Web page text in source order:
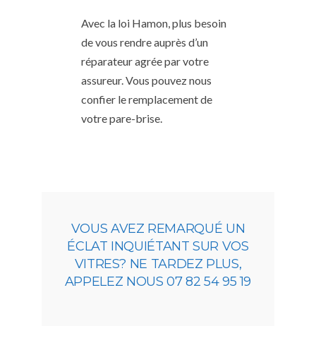
Avec la loi Hamon, plus besoin
de vous rendre auprès d’un
réparateur agrée par votre
assureur. Vous pouvez nous
confier le remplacement de
votre pare-brise.
VOUS AVEZ REMARQUÉ UN
ÉCLAT INQUIÉTANT SUR VOS
VITRES? NE TARDEZ PLUS,
APPELEZ NOUS 07 82 54 95 19